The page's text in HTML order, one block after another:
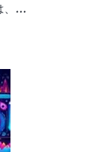
、…